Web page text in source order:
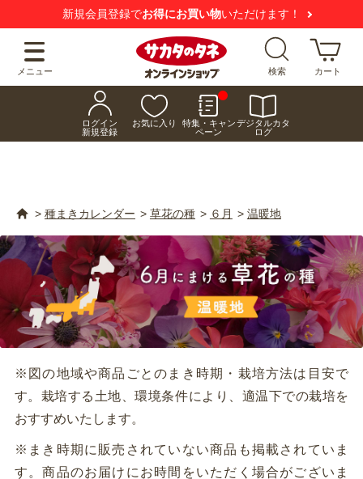
【注意喚起】悪質な偽サイトにご注意ください
メニュー 検索 カート
ログイン
新規登録
お気に入り
特集・キャン
ペーン
デジタルカタ
ログ
> 種まきカレンダー > 草花の種 > ６月 > 温暖地
※図の地域や商品ごとのまき時期・栽培方法は目安で
す。栽培する土地、環境条件により、適温下での栽培を
おすすめいたします。
※まき時期に販売されていない商品も掲載されていま
す。商品のお届けにお時間をいただく場合がございま